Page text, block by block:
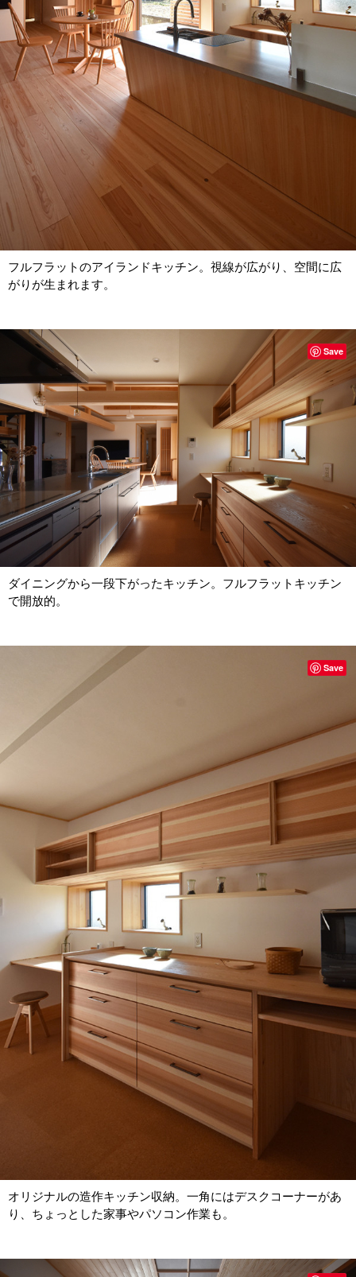
フルフラットのアイランドキッチン。視線が広がり、空間に広
がりが生まれます。
ダイニングから一段下がったキッチン。フルフラットキッチン
で開放的。
Save
オリジナルの造作キッチン収納。一角にはデスクコーナーがあ
り、ちょっとした家事やパソコン作業も。
Save